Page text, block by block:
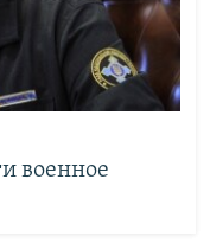
военное